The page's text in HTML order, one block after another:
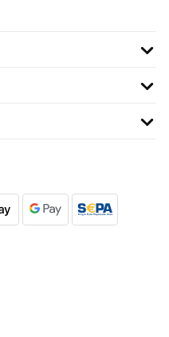
14/03/2021
die Schutzfolie sollte man
15/12/2020
flesopener op de deur
erin te krijgen